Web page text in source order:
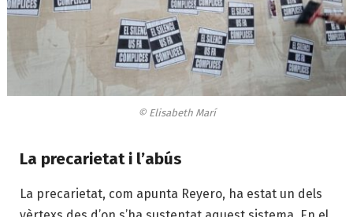
© Elisabeth Marí
La precarietat i l’abús
La precarietat, com apunta Reyero, ha estat un dels